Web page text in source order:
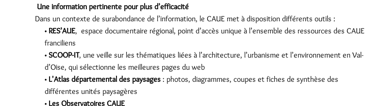
Une information pertinente pour plus d’efficacité
Dans un contexte de surabondance de l’information, le CAUE met à disposition différents outils :
RES’AUE, espace documentaire régional, point d’accès unique à l’ensemble des ressources des CAUE
franciliens
SCOOP-IT, une veille sur les thématiques liées à l’architecture, l’urbanisme et l’environnement en Val-
d’Oise, qui sélectionne les meilleures pages du web
L'Atlas départemental des paysages : photos, diagrammes, coupes et fiches de synthèse des
différentes unités paysagères
Les Observatoires CAUE